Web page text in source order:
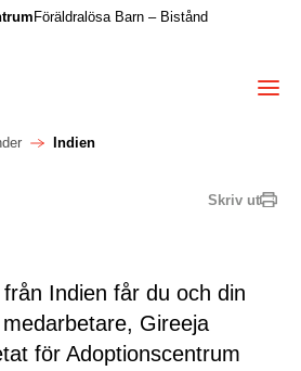
Föräldralösa Barn – Bistånd
Indien
Skriv ut
Indien får du och din
Gireeja
för Adoptionscentrum